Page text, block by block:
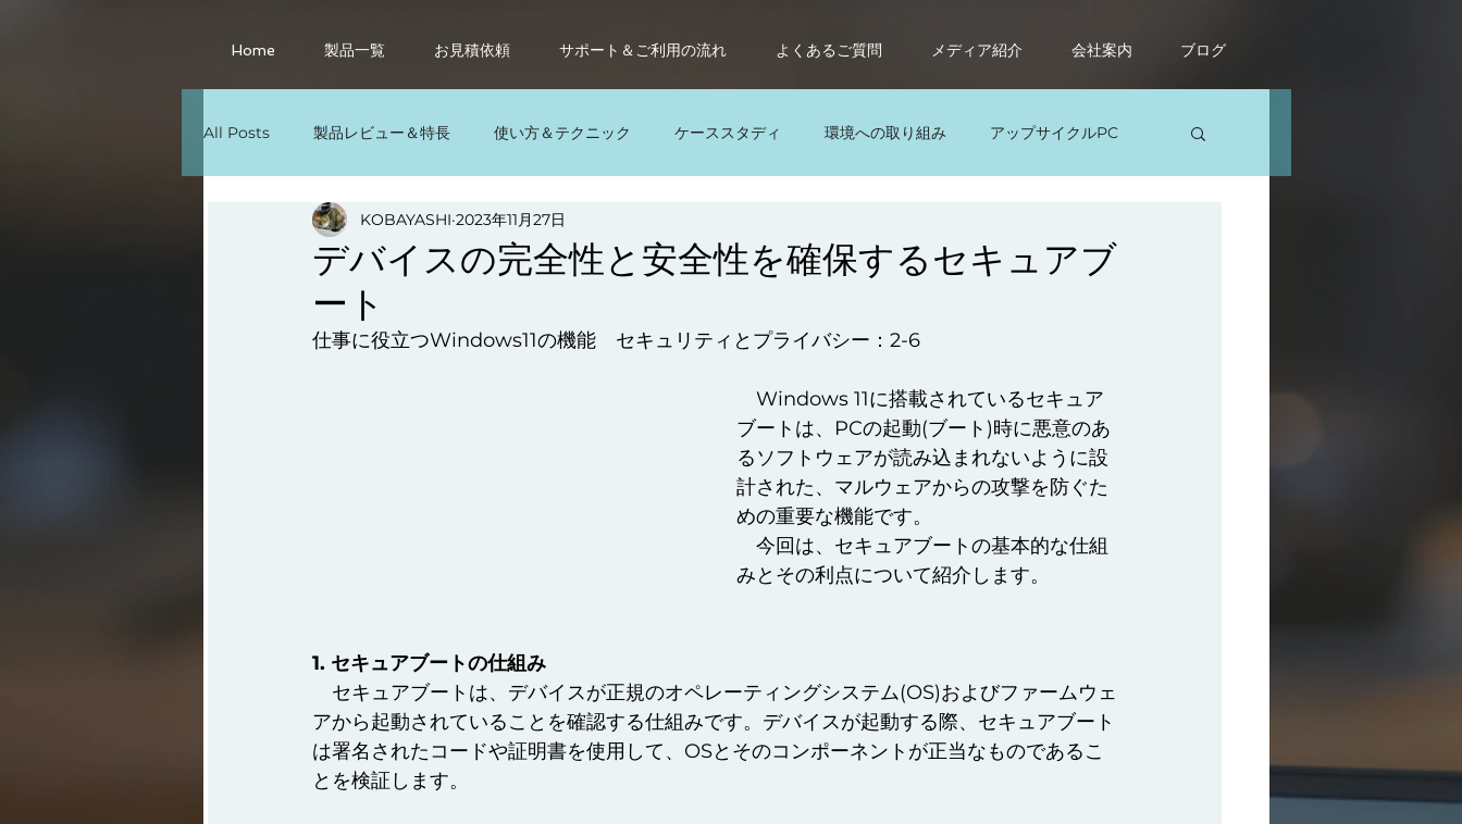
Home 製品一覧 お見積依頼 サポート＆ご利用の流れ よくあるご質問 メディア紹介 会社案内 ブログ
All Posts 製品レビュー＆特長 使い方＆テクニック ケーススタディ 環境への取り組み アップサイクルPC
Windows11の活用法 レンタルパソコン
パソコン廃棄
デバイスの完全性と安全性を確保するセキュアブ
ート
KOBAYASHI 2023年11月27日
仕事に役立つWindows11の機能　セキュリティとプライバシー：2-6
Windows 11に搭載されているセキュア
ブートは、PCの起動(ブート)時に悪意のあ
るソフトウェアが読み込まれないように設
計された、マルウェアからの攻撃を防ぐた
めの重要な機能です。
今回は、セキュアブートの基本的な仕組
みとその利点について紹介します。
1. セキュアブートの仕組み
セキュアブートは、デバイスが正規のオペレーティングシステム(OS)およびファームウェ
アから起動されていることを確認する仕組みです。デバイスが起動する際、セキュアブート
は署名されたコードや証明書を使用して、OSとそのコンポーネントが正当なものであるこ
とを検証します。